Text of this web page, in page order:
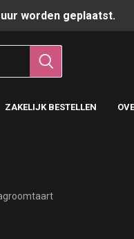
worden geplaatst.
ZAKELIJK BESTELLEN